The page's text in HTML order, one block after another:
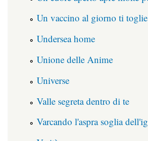
Un vaccino al giorno ti
Undersea home
Unione delle Anime
Universe
Valle segreta dentro di te
Varcando l'aspra soglia